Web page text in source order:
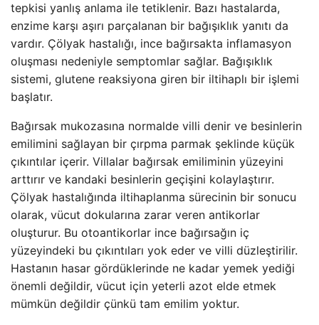
tepkisi yanlış anlama ile tetiklenir. Bazı hastalarda,
enzime karşı aşırı parçalanan bir bağışıklık yanıtı da
vardır. Çölyak hastalığı, ince bağırsakta inflamasyon
oluşması nedeniyle semptomlar sağlar. Bağışıklık
sistemi, glutene reaksiyona giren bir iltihaplı bir işlemi
başlatır.
Bağırsak mukozasına normalde villi denir ve besinlerin
emilimini sağlayan bir çırpma parmak şeklinde küçük
çıkıntılar içerir. Villalar bağırsak emiliminin yüzeyini
arttırır ve kandaki besinlerin geçişini kolaylaştırır.
Çölyak hastalığında iltihaplanma sürecinin bir sonucu
olarak, vücut dokularına zarar veren antikorlar
oluşturur. Bu otoantikorlar ince bağırsağın iç
yüzeyindeki bu çıkıntıları yok eder ve villi düzleştirilir.
Hastanın hasar gördüklerinde ne kadar yemek yediği
önemli değildir, vücut için yeterli azot elde etmek
mümkün değildir çünkü tam emilim yoktur.